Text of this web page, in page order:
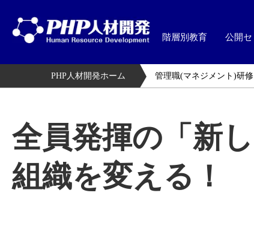
階層別教育 公開
PHP人材開発ホーム 管理職(マネジメント)研
全員発揮の「新
組織を変える！